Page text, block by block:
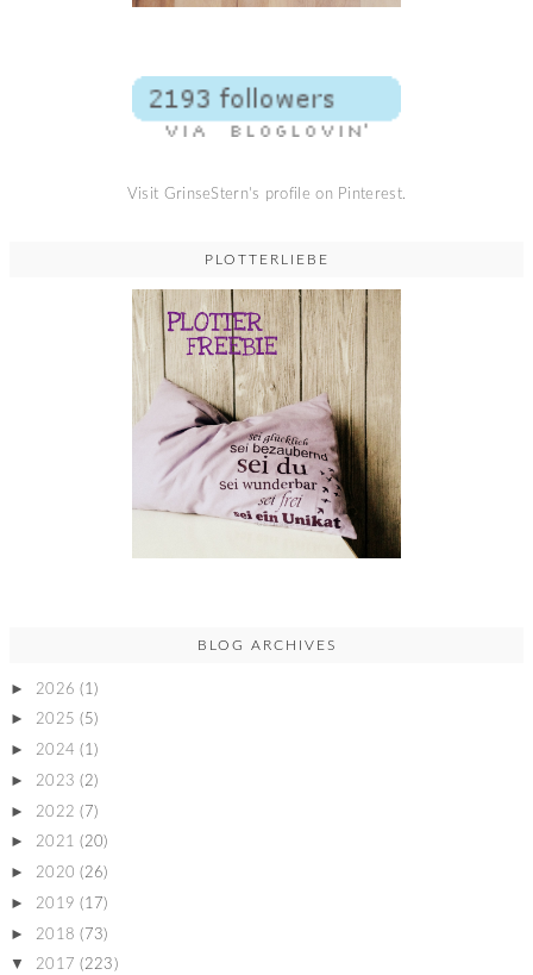
Visit GrinseStern's profile on Pinterest.
PLOTTERLIEBE
BLOG ARCHIVES
► 2026 (1)
► 2025 (5)
► 2024 (1)
► 2023 (2)
► 2022 (7)
► 2021 (20)
► 2020 (26)
► 2019 (17)
► 2018 (73)
▼ 2017 (223)